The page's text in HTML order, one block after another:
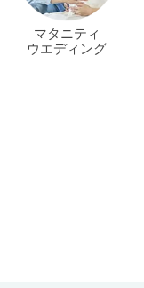
マタニティ
ウエディング